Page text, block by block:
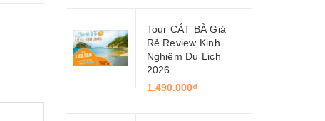
Tour CÁT BÀ Giá
Rẻ Review Kinh
Nghiệm Du Lịch
2026
1.490.000₫